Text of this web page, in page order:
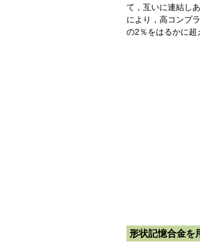
て，互いに連結し
により，高コンプ
の2％をはるかに超
形状記憶合金を